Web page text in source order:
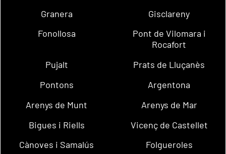
Granera
Gisclareny
Fonollosa
Pont de Vilomara i
Rocafort
Pujalt
Prats de Lluçanès
Pontons
Argentona
Arenys de Munt
Arenys de Mar
Bigues i Riells
Vicenç de Castellet
Cànoves i Samalús
Folgueroles